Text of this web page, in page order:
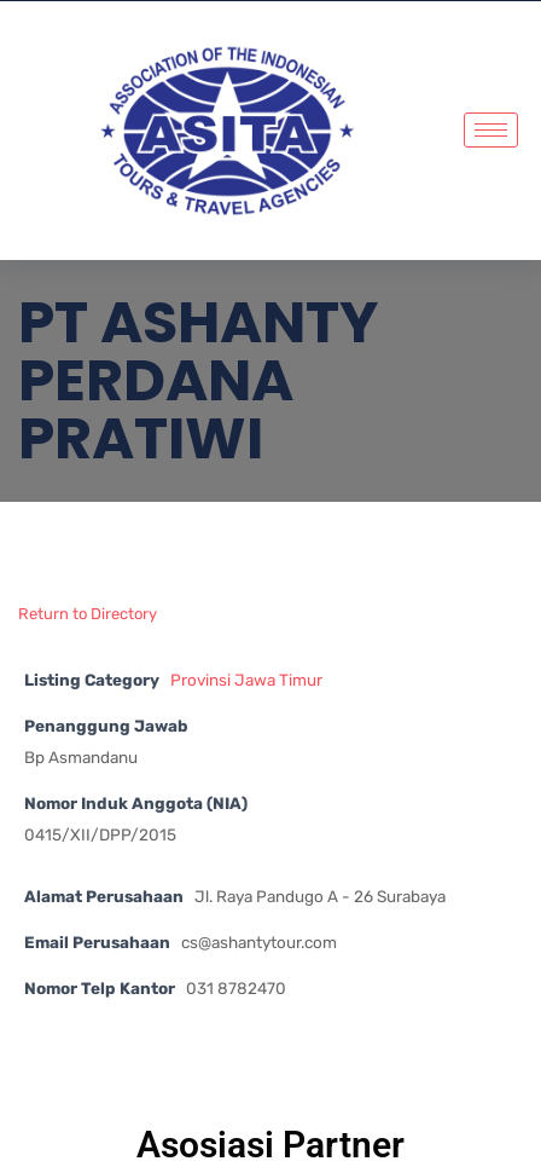
PT ASHANTY
PERDANA
PRATIWI
Return to Directory
Listing Category Provinsi Jawa Timur
Penanggung Jawab
Bp Asmandanu
Nomor Induk Anggota (NIA)
0415/XII/DPP/2015
Alamat Perusahaan Jl. Raya Pandugo A - 26 Surabaya
Email Perusahaan cs@ashantytour.com
Nomor Telp Kantor 031 8782470
Asosiasi Partner